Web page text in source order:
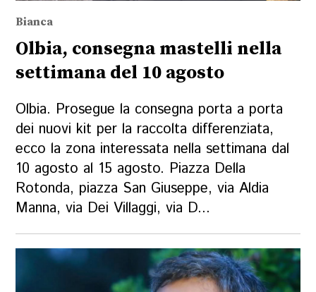
Bianca
Olbia, consegna mastelli nella
settimana del 10 agosto
Olbia. Prosegue la consegna porta a porta
dei nuovi kit per la raccolta differenziata,
ecco la zona interessata nella settimana dal
10 agosto al 15 agosto. Piazza Della
Rotonda, piazza San Giuseppe, via Aldia
Manna, via Dei Villaggi, via D...